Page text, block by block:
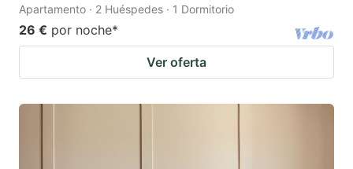
Apartamento · 2 Huéspedes · 1 Dormitorio
26 € por noche*
Ver oferta